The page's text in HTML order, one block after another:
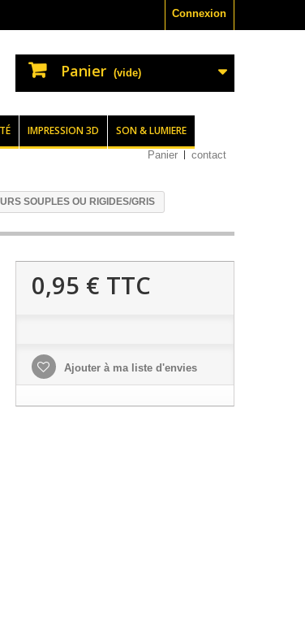
Connexion
Panier (vide)
IMPRESSION 3D SON & LUMIERE
Panier contact
SOUPLES OU RIGIDES/GRIS
0,95 € TTC
Ajouter à ma liste d'envies